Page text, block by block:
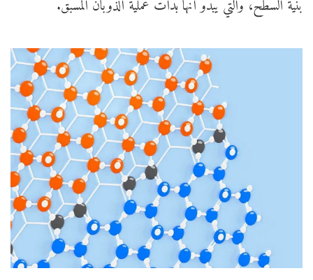
بنية السطح، والتي يبدو أنها بدأت عملية الذوبان المسبق.